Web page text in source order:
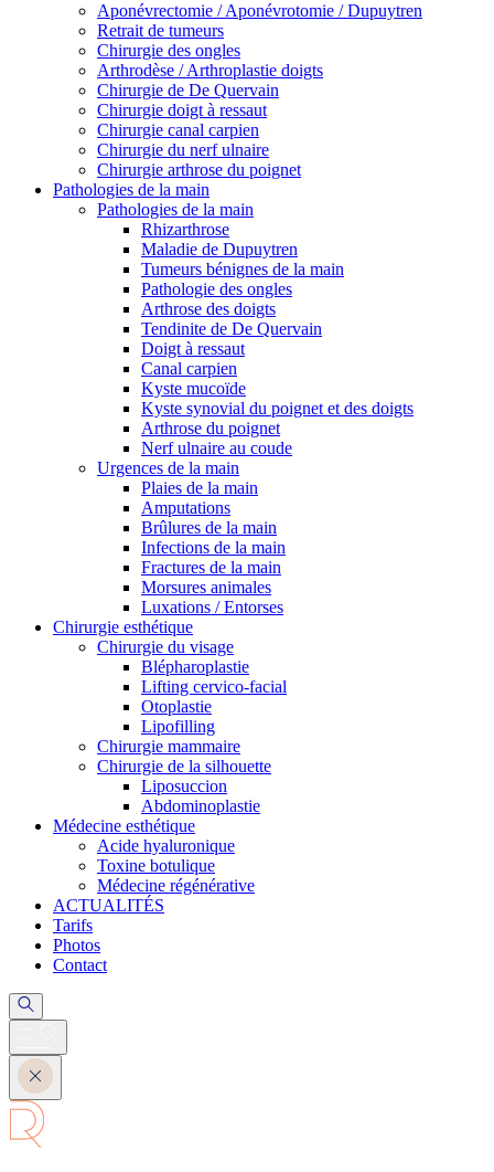
Aponévrectomie / Aponévrotomie / Dupuytren
Retrait de tumeurs
Chirurgie des ongles
Arthrodèse / Arthroplastie doigts
Chirurgie de De Quervain
Chirurgie doigt à ressaut
Chirurgie canal carpien
Chirurgie du nerf ulnaire
Chirurgie arthrose du poignet
Pathologies de la main
Pathologies de la main
Rhizarthrose
Maladie de Dupuytren
Tumeurs bénignes de la main
Pathologie des ongles
Arthrose des doigts
Tendinite de De Quervain
Doigt à ressaut
Canal carpien
Kyste mucoïde
Kyste synovial du poignet et des doigts
Arthrose du poignet
Nerf ulnaire au coude
Urgences de la main
Plaies de la main
Amputations
Brûlures de la main
Infections de la main
Fractures de la main
Morsures animales
Luxations / Entorses
Chirurgie esthétique
Chirurgie du visage
Blépharoplastie
Lifting cervico-facial
Otoplastie
Lipofilling
Chirurgie mammaire
Chirurgie de la silhouette
Liposuccion
Abdominoplastie
Médecine esthétique
Acide hyaluronique
Toxine botulique
Médecine régénérative
ACTUALITÉS
Tarifs
Photos
Contact